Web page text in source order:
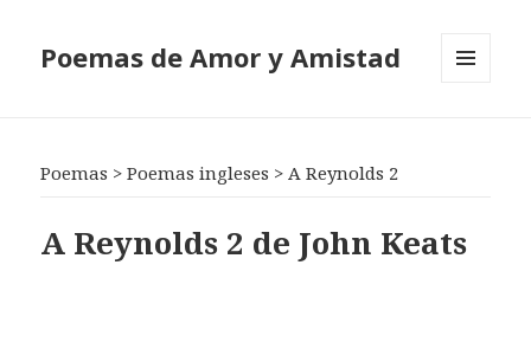
Poemas de Amor y Amistad
Poemas >Poemas ingleses >A Reynolds 2
A Reynolds 2 de John Keats